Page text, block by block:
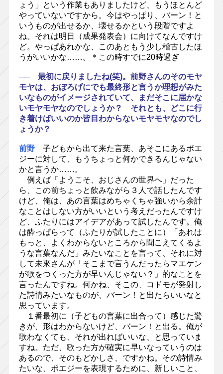
ょう」という作業もありましたけど、もうほとんど
やっていないですから。今はやっぱり、バーン！と
いうものが出せるか、壊せるかという段階ですよ
ね。それは明日（成果発表会）に向けてなんですけ
ど。やっぱあれかな、このあともう少し稽古したほ
うがいいかな……。＊この時すでに20時過ぎ
── 最初に戻りましたね(笑)。前野さんのそのモヤ
モヤは、おぼろげにでも最終形と言うか理想がみた
いなものがイメージされていて、まだそこに届かな
いモヤモヤなのでしょうか？ それとも、どこに行
き着けばいいのか皆目わからないモヤモヤなのでし
ょうか？
前野子どもから出て来た言葉、あそこにあるポエ
ジーに対して、もうちょっと何かできるんじゃない
かと言うか……。
例えば「ようこそ、おじさんの世界へ」だった
ら、この前ちょっと飲みながら３人で話したんです
けど、俺は、あの言葉はめちゃくちゃ強いから余計
なことはしない方がいいという考えだったんですけ
ど、ふたりにはアイデアがあって試したんです。俺
は酔っぱらって（ふたりが試したことに）「あれは
もっと、よくわからないところから聞こえてくるよ
うな言葉なんだ」みたいなことを言って、それに対
して未來さんが「そこまで言うんだったらマエケン
が歌をつくった方が早いんじゃない？」的なことを
言ったんですね。何かね、そこの、コドモが発射し
た詩情みたいなものが、バーン！と出たらいいなと
思っています。
１番最初に（子どもの言葉に出合って）感じた驚
きが、形はわからないけど、バーン！と出る。俺が
歌わなくても、それが出ればいいな、と思っていま
すね。ただ、歌った方が確実に早いなっていうのは
あるので、そのもどかしさ、ですかね。その詩情み
たいな、ポエジーを表現するために、新しいこと、